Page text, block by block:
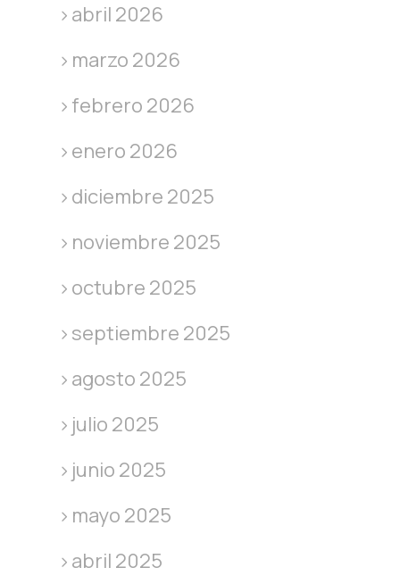
abril 2026
marzo 2026
febrero 2026
enero 2026
diciembre 2025
noviembre 2025
octubre 2025
septiembre 2025
agosto 2025
julio 2025
junio 2025
mayo 2025
abril 2025